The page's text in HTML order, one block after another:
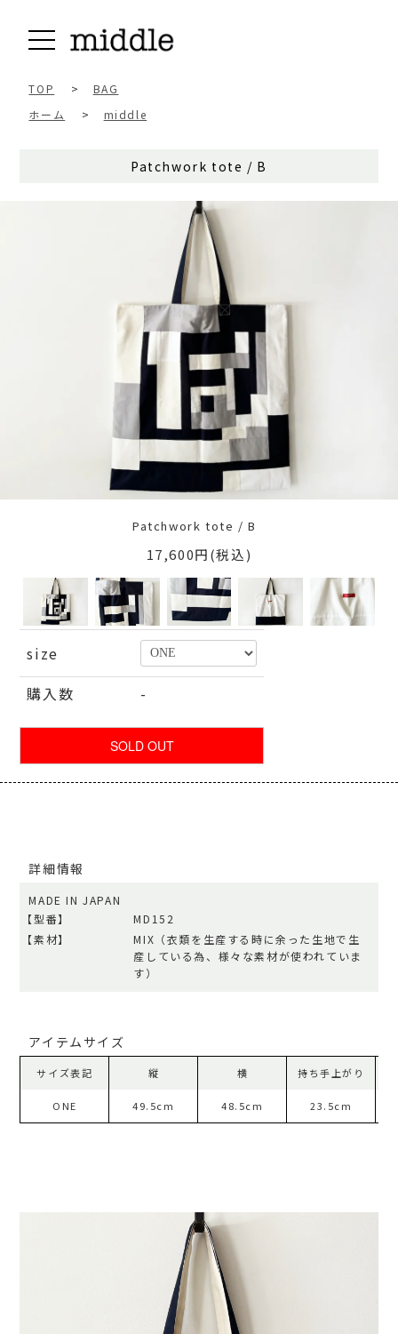
TOP >
BAG
ホーム
> middle
Patchwork tote / B
Patchwork tote / B
17,600円(税込)
size
購入数
-
詳細情報
MADE IN JAPAN
【型番】
MD152
【素材】
MIX（衣類を生産する時に余った生地で生
産している為、様々な素材が使われていま
す）
アイテムサイズ
サイズ表記 縦 横 持ち手上がり
ONE 49.5cm 48.5cm 23.5cm